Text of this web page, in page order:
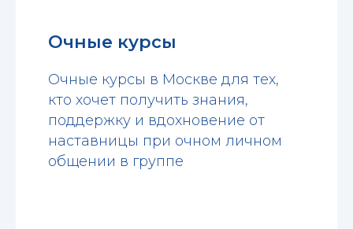
Очные курсы
Очные курсы в Москве для тех,
кто хочет получить знания,
поддержку и вдохновение от
наставницы при очном личном
общении в группе